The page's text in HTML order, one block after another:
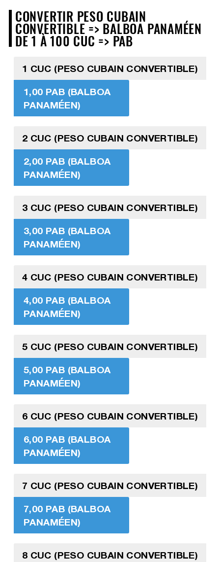
CONVERTIR PESO CUBAIN
CONVERTIBLE => BALBOA PANAMÉEN
DE 1 À 100 CUC => PAB
1 CUC (PESO CUBAIN CONVERTIBLE)
1,00 PAB (BALBOA
PANAMÉEN)
2 CUC (PESO CUBAIN CONVERTIBLE)
2,00 PAB (BALBOA
PANAMÉEN)
3 CUC (PESO CUBAIN CONVERTIBLE)
3,00 PAB (BALBOA
PANAMÉEN)
4 CUC (PESO CUBAIN CONVERTIBLE)
4,00 PAB (BALBOA
PANAMÉEN)
5 CUC (PESO CUBAIN CONVERTIBLE)
5,00 PAB (BALBOA
PANAMÉEN)
6 CUC (PESO CUBAIN CONVERTIBLE)
6,00 PAB (BALBOA
PANAMÉEN)
7 CUC (PESO CUBAIN CONVERTIBLE)
7,00 PAB (BALBOA
PANAMÉEN)
8 CUC (PESO CUBAIN CONVERTIBLE)